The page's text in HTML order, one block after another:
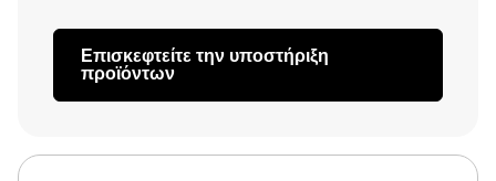
Επισκεφτείτε την υποστήριξη
προϊόντων